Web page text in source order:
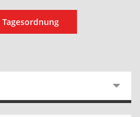
Tagesordnung